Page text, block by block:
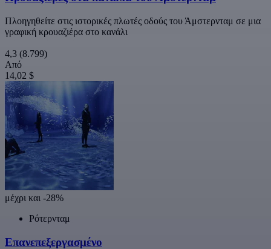
Πλοηγηθείτε στις ιστορικές πλωτές οδούς του Άμστερνταμ σε μια
γραφική κρουαζιέρα στο κανάλι
4,3 (8.799)
Από
14,02 $
μέχρι και -28%
Ρότερνταμ
Επανεπεξεργασμένο